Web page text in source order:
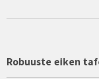
Robuuste eiken